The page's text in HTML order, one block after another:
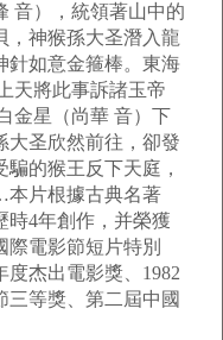
音），統領著山中的
，神猴孫大圣潛入龍
針如意金箍棒。東海
天將此事訴諸玉帝
金星（尚華 音）下
大圣欣然前往，卻發
的猴王反下天庭，
片根據古典名著
時4年創作，并榮獲
際電影節短片特別
度杰出電影獎、1982
三等獎、第二屆中國